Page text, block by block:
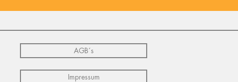
AGB´s
Impressum